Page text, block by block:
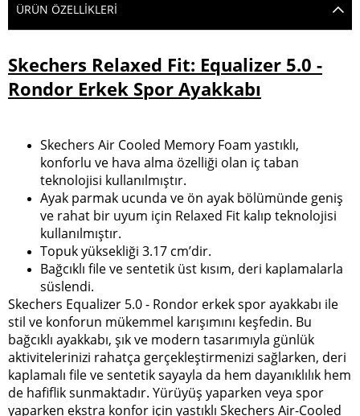
ÜRÜN ÖZELLIKLERI
Skechers Relaxed Fit: Equalizer 5.0 -
Rondor Erkek Spor Ayakkabı
Skechers Air Cooled Memory Foam yastıklı,
konforlu ve hava alma özelliği olan iç taban
teknolojisi kullanılmıştır.
Ayak parmak ucunda ve ön ayak bölümünde geniş
ve rahat bir uyum için Relaxed Fit kalıp teknolojisi
kullanılmıştır.
Topuk yüksekliği 3.17 cm’dir.
Bağcıklı file ve sentetik üst kısım, deri kaplamalarla
süslendi.
Skechers Equalizer 5.0 - Rondor erkek spor ayakkabı ile
stil ve konforun mükemmel karışımını keşfedin. Bu
bağcıklı ayakkabı, şık ve modern tasarımıyla günlük
aktivitelerinizi rahatça gerçekleştirmenizi sağlarken, deri
kaplamalı file ve sentetik sayayla da hem dayanıklılık hem
de hafiflik sunmaktadır. Yürüyüş yaparken veya spor
yaparken ekstra konfor için yastıklı Skechers Air-Cooled